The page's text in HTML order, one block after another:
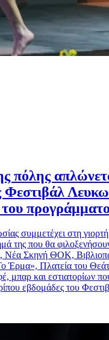
πόλης
Φεστιβάλ
συμμετέχει στη γιορτή
της που θα
Νέα Σκηνή ΘΟΚ,
Έρμα», Πλατεία του
μπαρ και εστιατορίων
εβδομάδες του